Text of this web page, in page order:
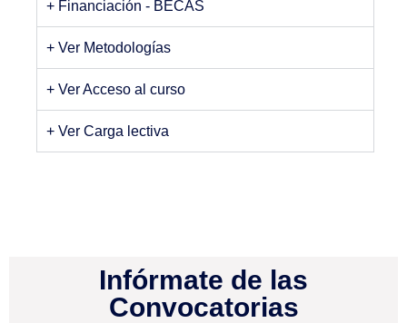
+ Financiación - BECAS
+ Ver Metodologías
+ Ver Acceso al curso
+ Ver Carga lectiva
Infórmate de las
Convocatorias